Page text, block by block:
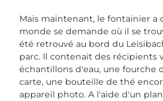
Mais maintenant, le fontainier a
monde se demande où il se
été retrouvé au bord du
parc. Il contenait des récipients
échantillons d'eau, une fourche
carte, une bouteille de thé
appareil photo. A l'aide d'un